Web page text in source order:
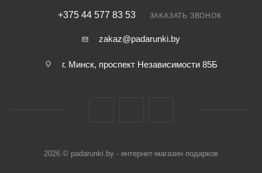
+375 44 577 83 53 ЗАКАЗАТЬ ЗВОНОК
zakaz@padarunki.by
г. Минск, проспект Независимости 85Б
2026 © padarunki.by - интернет-магазин подарков